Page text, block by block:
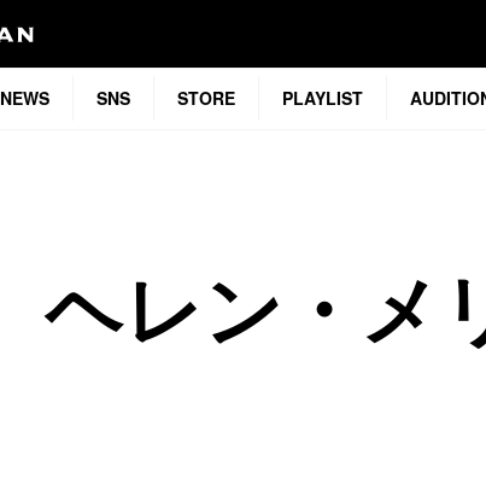
NEWS SNS STORE PLAYLIST
ヘレン・メ